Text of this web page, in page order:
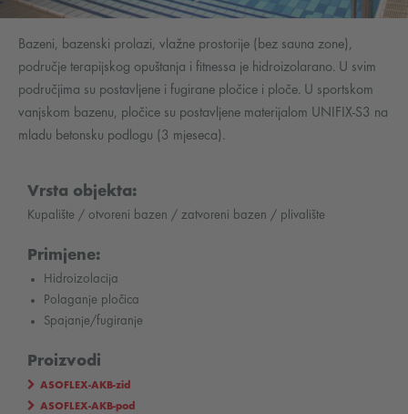
Bazeni, bazenski prolazi, vlažne prostorije (bez sauna zone),
područje terapijskog opuštanja i fitnessa je hidroizolarano. U svim
područjima su postavljene i fugirane pločice i ploče. U sportskom
vanjskom bazenu, pločice su postavljene materijalom UNIFIX-S3 na
mladu betonsku podlogu (3 mjeseca).
Vrsta objekta:
Kupalište / otvoreni bazen / zatvoreni bazen / plivalište
Primjene:
Hidroizolacija
Polaganje pločica
Spajanje/fugiranje
Proizvodi
ASOFLEX-AKB-zid
ASOFLEX-AKB-pod